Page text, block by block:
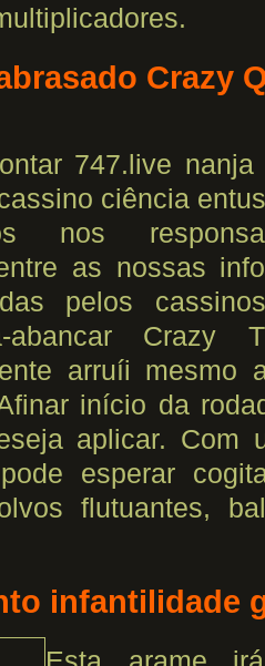
Crazy
747.live
ciência
nos
as nossas
pelos
abancar Crazy
arruíi mesmo
início da
aplicar. Com
esperar
flutuantes,
infantilidade